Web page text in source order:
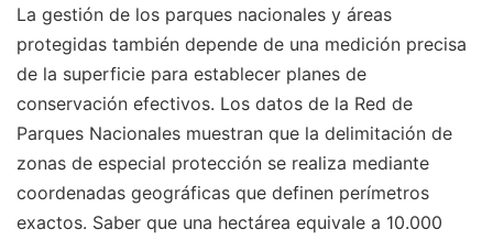
La gestión de los parques nacionales y áreas
protegidas también depende de una medición precisa
de la superficie para establecer planes de
conservación efectivos. Los datos de la Red de
Parques Nacionales muestran que la delimitación de
zonas de especial protección se realiza mediante
coordenadas geográficas que definen perímetros
exactos. Saber que una hectárea equivale a 10.000